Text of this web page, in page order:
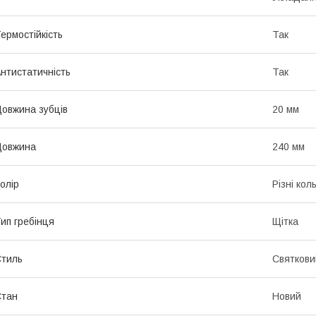
Так
Так
зубців 20 мм
240 мм
Різні
гребінця Щітка
Новий